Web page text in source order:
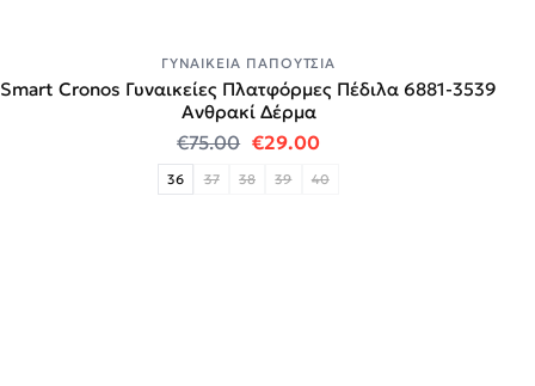
ΓΥΝΑΙΚΕΊΑ ΠΑΠΟΎΤΣΙΑ
Smart Cronos Γυναικείες Πλατφόρμες Πέδιλα 6881-3539
Ανθρακί Δέρμα
€75.00 Original price was: €75.00.
€29.00Η τρέχουσα τιμή
36 37 38 39 40